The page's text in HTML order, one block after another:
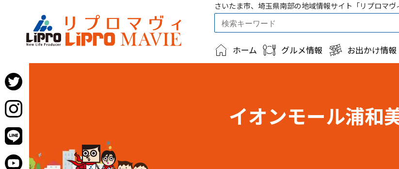
さいたま市、埼玉県南部の地域情報サイト「リプロマヴ
ホーム グルメ情報 お出かけ情報
イオンモール浦和